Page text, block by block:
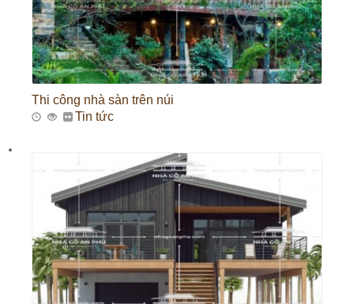
Thi công nhà sàn trên núi
Tin tức